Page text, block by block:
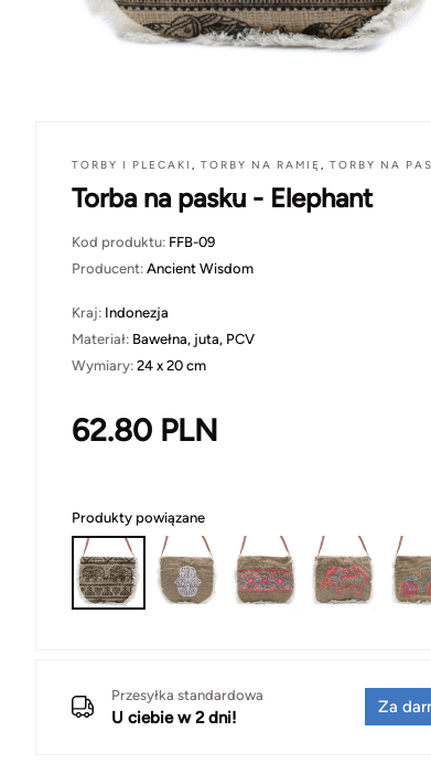
TORBY I PLECAKI , TORBY NA RAMIĘ , TORBY NA
Torba na pasku - Elephant
Kod produktu: FFB-09
Producent: Ancient Wisdom
Kraj: Indonezja
Materiał: Bawełna, juta, PCV
Wymiary: 24 x 20 cm
62.80 PLN
Produkty powiązane
Przesyłka standardowa
U ciebie w 2 dni!
Za